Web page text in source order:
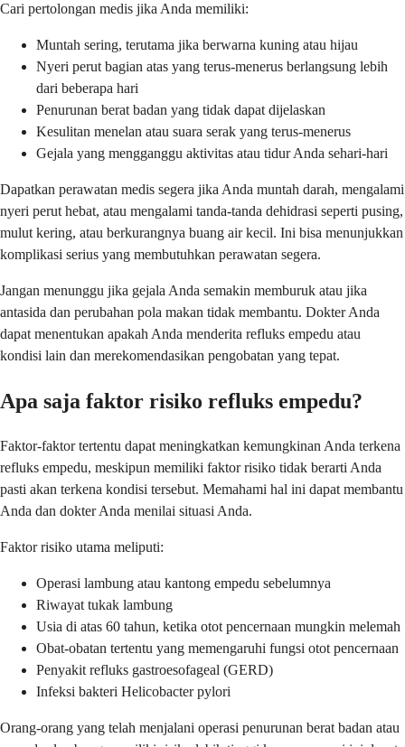
Cari pertolongan medis jika Anda memiliki:
Muntah sering, terutama jika berwarna kuning atau hijau
Nyeri perut bagian atas yang terus-menerus berlangsung lebih
dari beberapa hari
Penurunan berat badan yang tidak dapat dijelaskan
Kesulitan menelan atau suara serak yang terus-menerus
Gejala yang mengganggu aktivitas atau tidur Anda sehari-hari
Dapatkan perawatan medis segera jika Anda muntah darah, mengalami
nyeri perut hebat, atau mengalami tanda-tanda dehidrasi seperti pusing,
mulut kering, atau berkurangnya buang air kecil. Ini bisa menunjukkan
komplikasi serius yang membutuhkan perawatan segera.
Jangan menunggu jika gejala Anda semakin memburuk atau jika
antasida dan perubahan pola makan tidak membantu. Dokter Anda
dapat menentukan apakah Anda menderita refluks empedu atau
kondisi lain dan merekomendasikan pengobatan yang tepat.
Apa saja faktor risiko refluks empedu?
Faktor-faktor tertentu dapat meningkatkan kemungkinan Anda terkena
refluks empedu, meskipun memiliki faktor risiko tidak berarti Anda
pasti akan terkena kondisi tersebut. Memahami hal ini dapat membantu
Anda dan dokter Anda menilai situasi Anda.
Faktor risiko utama meliputi:
Operasi lambung atau kantong empedu sebelumnya
Riwayat tukak lambung
Usia di atas 60 tahun, ketika otot pencernaan mungkin melemah
Obat-obatan tertentu yang memengaruhi fungsi otot pencernaan
Penyakit refluks gastroesofageal (GERD)
Infeksi bakteri Helicobacter pylori
Orang-orang yang telah menjalani operasi penurunan berat badan atau